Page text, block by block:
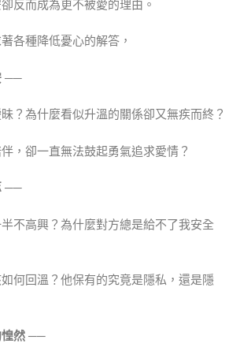
反而成為更不被愛的理由。
各種降低憂心的解答，
──
？為什麼看似升溫的關係卻又無疾而終？
，卻一直無法鼓起勇氣追求愛情？
──
不高興？為什麼對方總是給不了我安全
何回溫？他保有的究竟是隱私，還是隱
惶然 ──